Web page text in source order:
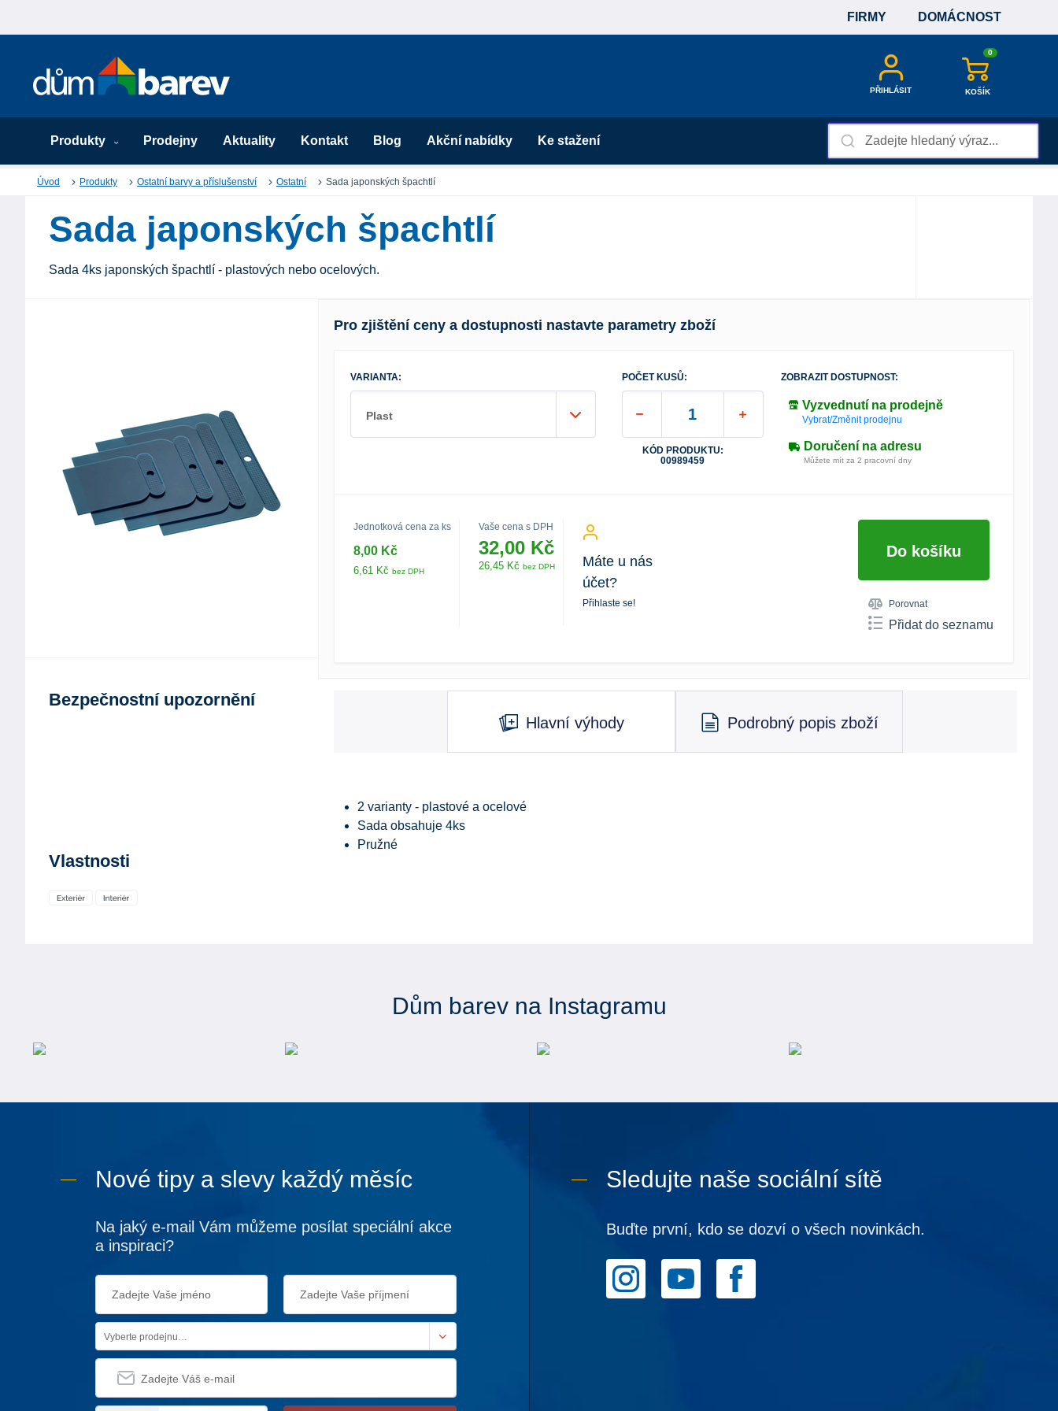
FIRMY DOMÁCNOST
PŘIHLÁSIT
0
KOŠÍK
Produkty Prodejny Aktuality Kontakt Blog Akční nabídky Ke stažení
Úvod Produkty Ostatní barvy a příslušenství Ostatní Sada japonských špachtlí
Sada japonských špachtlí
Sada 4ks japonských špachtlí - plastových nebo ocelových.
Bezpečnostní upozornění
Vlastnosti
Pro zjištění ceny a dostupnosti nastavte parametry zboží
VARIANTA:
Plast
POČET KUSŮ:
KÓD PRODUKTU:
00989459
ZOBRAZIT DOSTUPNOST:
Vyzvednutí na prodejně
Vybrat/Změnit prodejnu
Doručení na adresu
Můžete mít za 2 pracovní dny
Jednotková cena za ks
8,00 Kč
6,61 Kč bez DPH
Vaše cena s DPH
32,00 Kč
26,45 Kč bez DPH
Máte u nás
účet?
Přihlaste se!
Do košíku
Porovnat
Přidat do seznamu
Hlavní výhody Podrobný popis zboží
2 varianty - plastové a ocelové
Sada obsahuje 4ks
Pružné
Dům barev na Instagramu
Nové tipy a slevy každý měsíc
Na jaký e-mail Vám můžeme posílat speciální akce
a inspiraci?
Vyberte prodejnu…
Sledujte naše sociální sítě
Buďte první, kdo se dozví o všech novinkách.